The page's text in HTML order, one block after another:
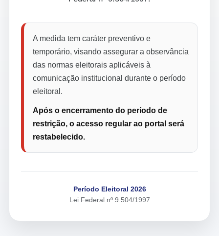
A medida tem caráter preventivo e
temporário, visando assegurar a observância
das normas eleitorais aplicáveis à
comunicação institucional durante o período
eleitoral.
Após o encerramento do período de
restrição, o acesso regular ao portal será
restabelecido.
Período Eleitoral 2026
Lei Federal nº 9.504/1997